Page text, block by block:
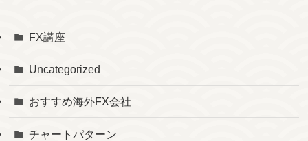
FX講座
Uncategorized
おすすめ海外FX会社
チャートパターン